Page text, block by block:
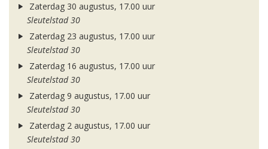
Zaterdag 30 augustus, 17.00 uur
Sleutelstad 30
Zaterdag 23 augustus, 17.00 uur
Sleutelstad 30
Zaterdag 16 augustus, 17.00 uur
Sleutelstad 30
Zaterdag 9 augustus, 17.00 uur
Sleutelstad 30
Zaterdag 2 augustus, 17.00 uur
Sleutelstad 30